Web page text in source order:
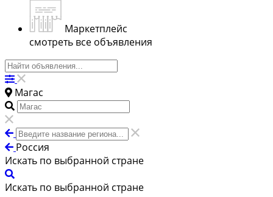
Маркетплейс
смотреть все объявления
Магас
Россия
Искать по выбранной стране
Искать по выбранной стране